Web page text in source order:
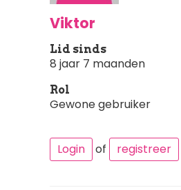
Viktor
Lid sinds
8 jaar 7 maanden
Rol
Gewone gebruiker
Login of registreer